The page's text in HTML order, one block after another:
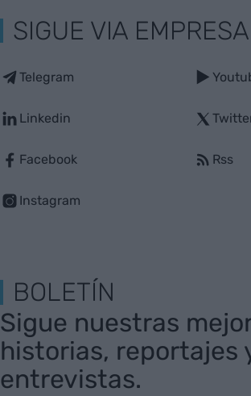
SIGUE VIA EMPRESA
Telegram
Linkedin
Facebook
Instagram
Rss
BOLETÍN
Sigue nuestras
historias, reportajes
entrevistas.